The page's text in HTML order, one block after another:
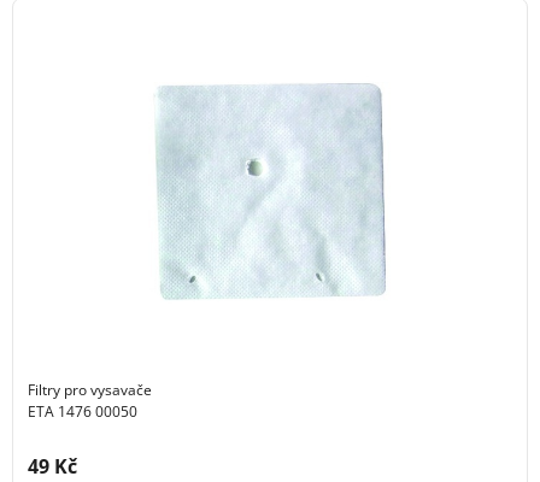
Filtry pro vysavače
ETA 1476 00050
Cena s DPH:
49 Kč